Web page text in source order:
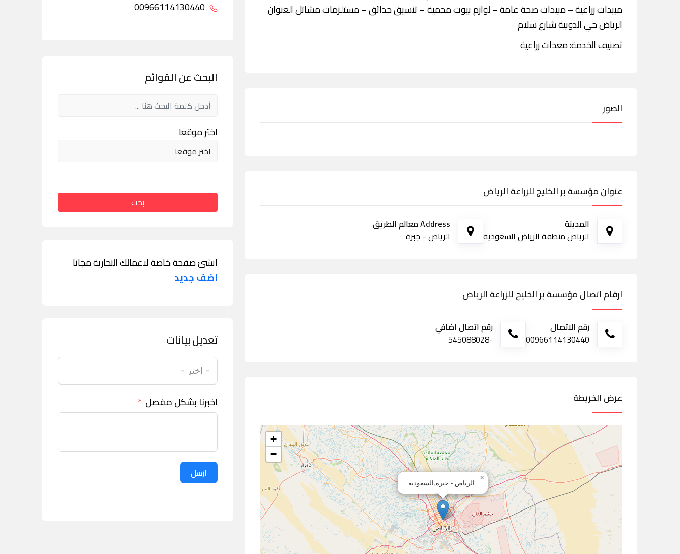
مبيدات زراعية – مبيدات صحة عامة – لوازم بيوت محمية – تنسيق حدائق – مستلزمات مشاتل العنوان
الرياض حي الدوبية شارع سلام
تصنيف الخدمة: معدات زراعية
الصور
عنوان مؤسسة بر الخليج للزراعة الرياض
المدينة
الرياض منطقة الرياض السعودية
Address معالم الطريق
الرياض - جبرة
ارقام اتصال مؤسسة بر الخليج للزراعة الرياض
رقم الاتصال
00966114130440
رقم اتصال اضافي
-545088028
عرض الخريطة
الرياض - جبرة,السعودية
×
+
−
البحث عن القوائم
اختر موقعا
بحث
انشئ صفحة خاصة لاعمالك التجارية مجانا
اضف جديد
تعديل بيانات
اخبرنا بشكل مفصل
ارسل